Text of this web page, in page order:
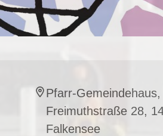
Pfarr-Gemeindehaus,
Freimuthstraße 28,
Falkensee